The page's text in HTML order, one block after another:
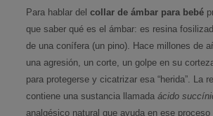
Para hablar delcollar de ámbar para bebé
que saber qué es el ámbar: es resina
de una conífera (un pino). Hace millones de
una agresión, un corte, un golpe en su
para protegerse y cicatrizar esa “herida”. La
contiene una sustancia llamadaácido
analgésico natural que ayuda en ese